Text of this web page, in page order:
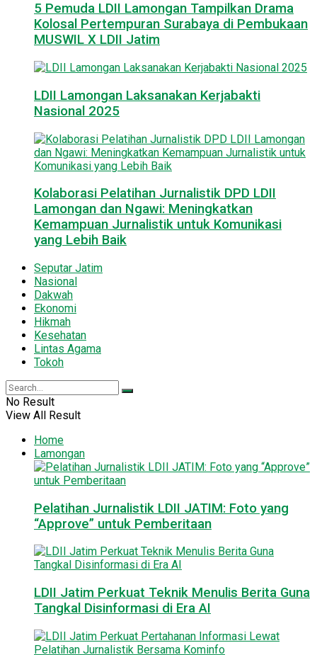
5 Pemuda LDII Lamongan Tampilkan Drama
Kolosal Pertempuran Surabaya di Pembukaan
MUSWIL X LDII Jatim
LDII Lamongan Laksanakan Kerjabakti
Nasional 2025
Kolaborasi Pelatihan Jurnalistik DPD LDII
Lamongan dan Ngawi: Meningkatkan
Kemampuan Jurnalistik untuk Komunikasi
yang Lebih Baik
Seputar Jatim
Nasional
Dakwah
Ekonomi
Hikmah
Kesehatan
Lintas Agama
Tokoh
No Result
View All Result
Home
Lamongan
Pelatihan Jurnalistik LDII JATIM: Foto yang
“Approve” untuk Pemberitaan
LDII Jatim Perkuat Teknik Menulis Berita Guna
Tangkal Disinformasi di Era AI